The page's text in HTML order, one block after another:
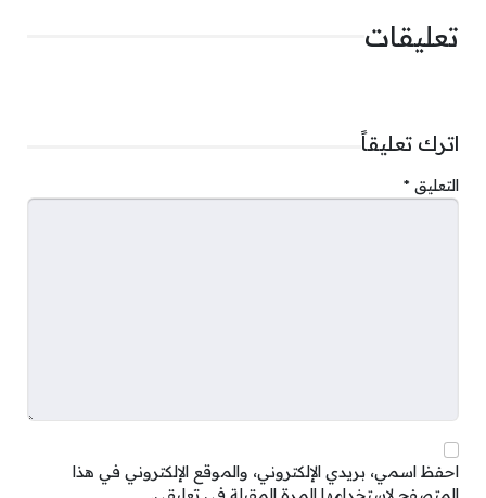
تعليقات
اترك تعليقاً
التعليق *
احفظ اسمي، بريدي الإلكتروني، والموقع الإلكتروني في هذا